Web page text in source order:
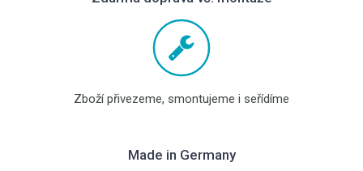
Zboží přivezeme, smontujeme i seřídíme
Made in Germany